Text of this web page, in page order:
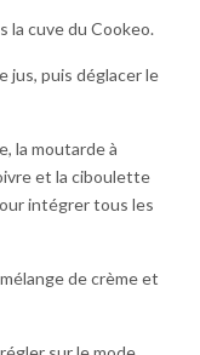
la cuve du Cookeo.
jus, puis déglacer le
la moutarde à
et la ciboulette
intégrer tous les
de crème et